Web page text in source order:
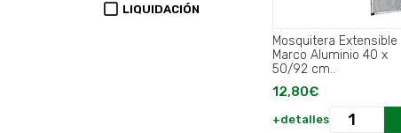
LIQUIDACIÓN
Mosquitera Extensible
Marco Aluminio 40 x
50/92 cm..
12,80€
+detalles